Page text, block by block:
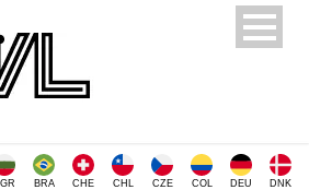
BRA CHE CHL CZE COL DEU DNK